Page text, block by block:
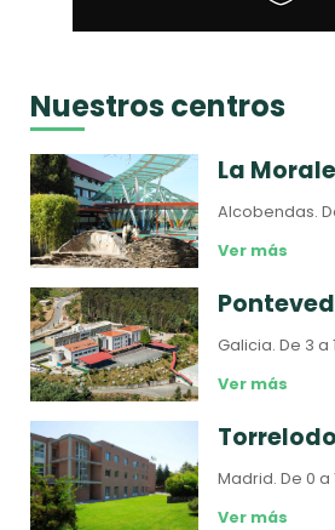
Nuestros centros
La
Alcobendas.
Ver más
Galicia.De 3 a
Ver más
Madrid.De 0 a
Ver más